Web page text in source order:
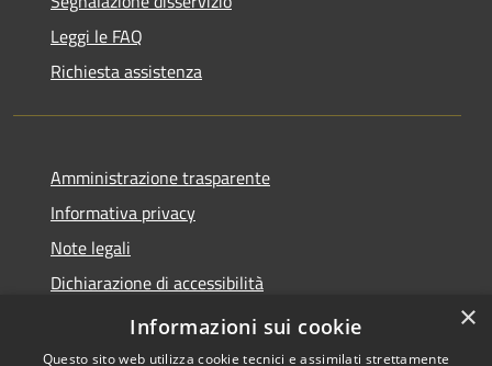
Leggi le FAQ
Richiesta assistenza
Amministrazione trasparente
Informativa privacy
Note legali
Dichiarazione di accessibilità
Dichiarazione di accessibilità App Municipium
×
Informazioni sui cookie
Questo sito web utilizza cookie tecnici e assimilati strettamente